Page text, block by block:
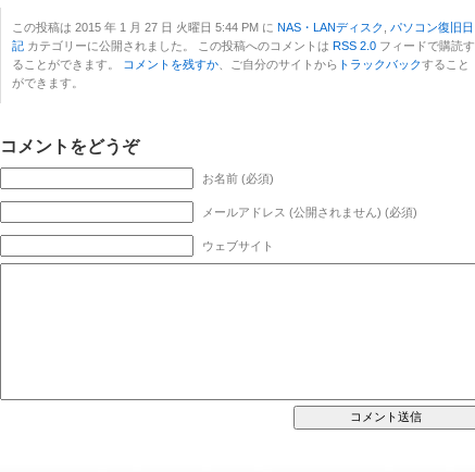
この投稿は 2015 年 1 月 27 日 火曜日 5:44 PM に NAS・LANディスク
パソコン復旧日
記 カテゴリーに公開されました。 この投稿へのコメントは RSS 2.0 フィードで購読す
ることができます。
コメントを残すか 、ご自分のサイトから トラックバックすること
ができます。
コメントをどうぞ
お名前 (必須)
メールアドレス (公開されません) (必須)
ウェブサイト